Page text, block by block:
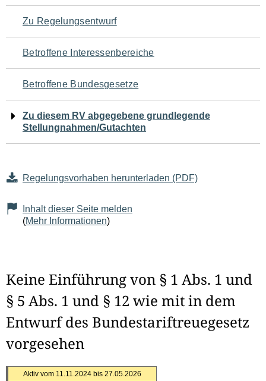
den
Seiteninhalt
Zu Regelungsentwurf
Betroffene Interessenbereiche
Betroffene Bundesgesetze
Zu diesem RV abgegebene grundlegende
Stellungnahmen/Gutachten
Regelungsvorhaben herunterladen (PDF)
Inhalt dieser Seite melden
(Mehr Informationen)
Keine Einführung von § 1 Abs. 1 und
§ 5 Abs. 1 und § 12 wie mit in dem
Entwurf des Bundestariftreuegesetz
vorgesehen
Aktiv vom 11.11.2024 bis 27.05.2026